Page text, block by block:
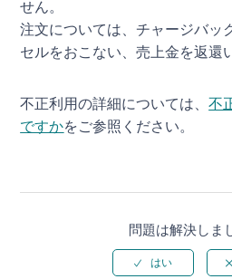
せん。
注文については、チャージバッ
セルをおこない、売上金を返還
不正利用の詳細については、不
ですかをご参照ください。
問題は解決しま